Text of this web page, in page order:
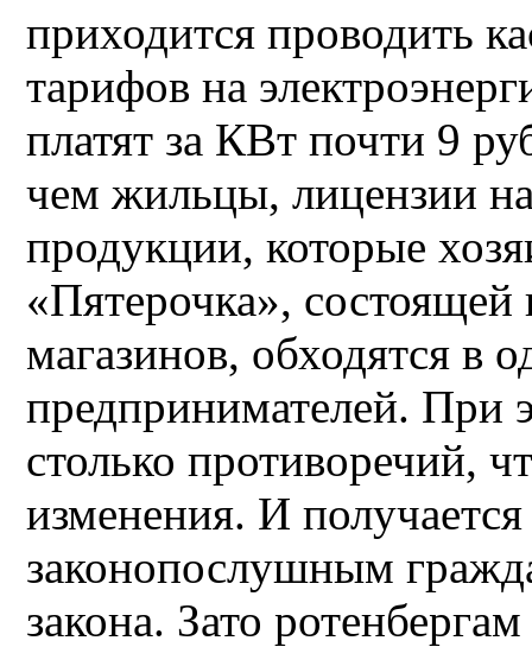
приходится проводить
тарифов на
платят за КВт почти 9
чем жильцы, лицензии
продукции, которые
«Пятерочка», состоящей
магазинов, обходятся в
предпринимателей. При
столько противоречий,
изменения. И
законопослушным
закона. Зато